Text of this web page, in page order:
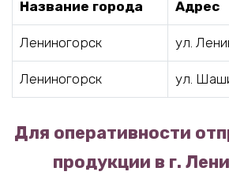
Название города Адрес
Лениногорск ул.
Лениногорск ул.
Для оперативности
продукции в г.